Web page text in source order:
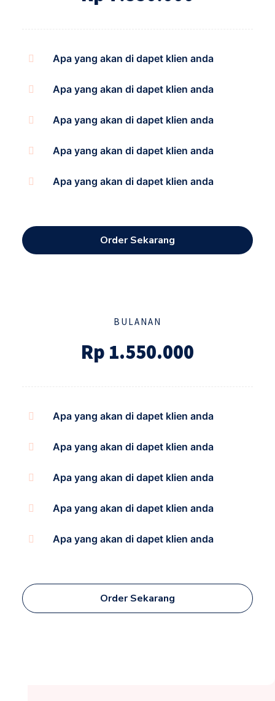
Apa yang akan di dapet klien anda
Apa yang akan di dapet klien anda
Apa yang akan di dapet klien anda
Apa yang akan di dapet klien anda
Apa yang akan di dapet klien anda
Order Sekarang
BULANAN
Rp 1.550.000
Apa yang akan di dapet klien anda
Apa yang akan di dapet klien anda
Apa yang akan di dapet klien anda
Apa yang akan di dapet klien anda
Apa yang akan di dapet klien anda
Order Sekarang